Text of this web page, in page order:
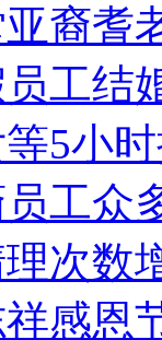
裔耆
工结
5小
工众
次数
感恩